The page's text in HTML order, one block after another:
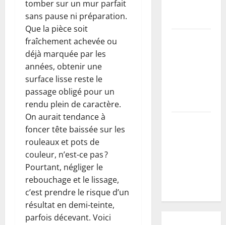
tomber sur un mur parfait
sans pause ni préparation.
Que la pièce soit
fraîchement achevée ou
déjà marquée par les
années, obtenir une
surface lisse reste le
passage obligé pour un
rendu plein de caractère.
On aurait tendance à
foncer tête baissée sur les
rouleaux et pots de
couleur, n’est-ce pas ?
Pourtant, négliger le
rebouchage et le lissage,
c’est prendre le risque d’un
résultat en demi-teinte,
parfois décevant. Voici